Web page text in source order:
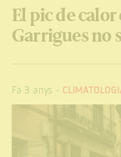
El pic de
Garrigues no
Fa 3 anys -